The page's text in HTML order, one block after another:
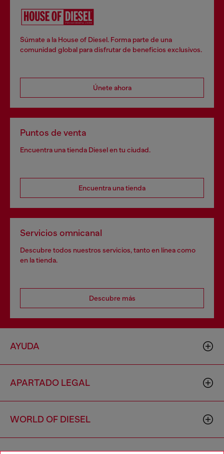
Súmate a la House of Diesel. Forma parte de una
comunidad global para disfrutar de beneficios exclusivos.
Únete ahora
Puntos de venta
Encuentra una tienda Diesel en tu ciudad.
Encuentra una tienda
Servicios omnicanal
Descubre todos nuestros servicios, tanto en línea como
en la tienda.
Descubre más
AYUDA
APARTADO LEGAL
WORLD OF DIESEL